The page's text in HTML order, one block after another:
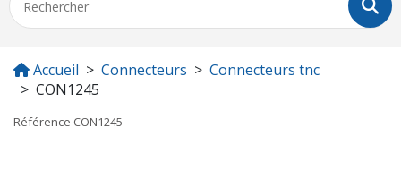
Accueil Connecteurs
Connecteurs tnc
CON1245
Référence CON1245